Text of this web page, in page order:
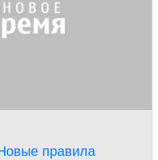
правила